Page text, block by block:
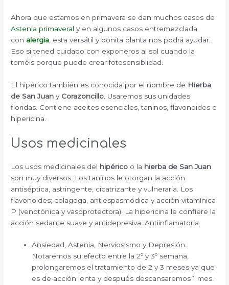
Ahora que estamos en primavera se dan muchos casos de
Astenia primaveral y en algunos casos entremezclada
con alergia, esta versátil y bonita planta nos podrá ayudar.
Eso si tened cuidado con exponeros al sol cuando la
toméis porque puede crear fotosensiblidad.
El hipérico también es conocida por el nombre de Hierba
de San Juan y Corazoncillo . Usaremos sus unidades
floridas. Contiene aceites esenciales, taninos, flavonoides e
hipericina.
Usos medicinales
Los usos medicinales del hipérico o la hierba de San Juan
son muy diversos. Los taninos le otorgan la acción
antiséptica, astringente, cicatrizante y vulneraria. Los
flavonoides; colagoga, antiespasmódica y acción vitamínica
P (venotónica y vasoprotectora). La hipericina le confiere la
acción sedante suave y antidepresiva. Antiinflamatoria.
Ansiedad, Astenia, Nerviosismo y Depresión.
Notaremos su efecto entre la 2º y 3º semana,
prolongaremos el tratamiento de 2 y 3 meses ya que
es de acción lenta y después descansaremos 1 mes.